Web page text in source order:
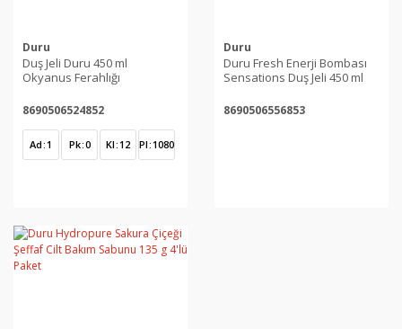
Duru
Duş Jeli Duru 450 ml
Okyanus Ferahlığı
8690506524852
Ad 1 Pk 0 Kl 12 Pl 1080
Duru
Duru Fresh Enerji Bombası
Sensations Duş Jeli 450 ml
8690506556853